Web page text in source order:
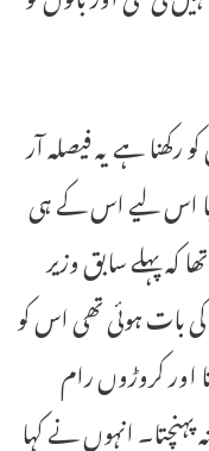
ہے یہ فیصلہ آر
اس لیے اس کے ہی
پہلے سابق وزیر
بات ہوئی تھی اس کو
اور کروڑوں رام
انہوں نے کہا